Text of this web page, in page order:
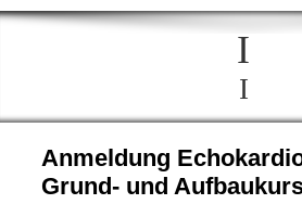
I
I
Anmeldung
Grund- und